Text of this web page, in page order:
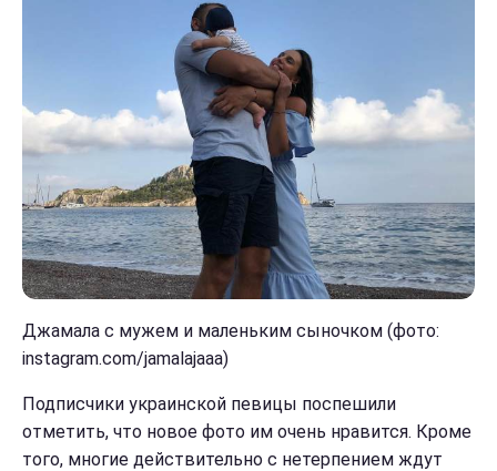
Джамала с мужем и маленьким сыночком (фото:
instagram.com/jamalajaaa)
Подписчики украинской певицы поспешили
отметить, что новое фото им очень нравится. Кроме
того, многие действительно с нетерпением ждут